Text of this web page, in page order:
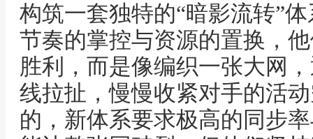
构筑一套独特的“暗影流转”
节奏的掌控与资源的置换，
胜利，而是像编织一张大网
线拉扯，慢慢收紧对手的活
的，新体系要求极高的同步